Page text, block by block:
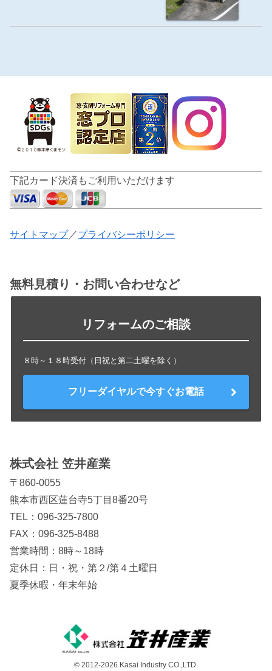
下記カード決済もご利用いただけます
サイトマップ／プライバシーポリシー
無料見積り・お問い合わせなど
リフォームのご相談
８時～１８時受付（日祝と第二土曜を除く）
フリーダイヤルで今すぐお電話
株式会社 笠井産業
〒860-0055
熊本市西区蓮台寺5丁目8番20号
TEL： 096-325-7800
FAX：096-325-8488
営業時間：8時～18時
定休日：日・祝・第２/第４土曜日
夏季休暇・年末年始
© 2012-2026 Kasai Industry CO.,LTD.